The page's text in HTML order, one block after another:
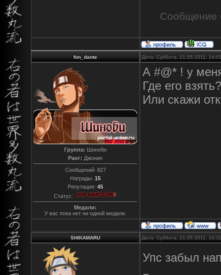
Сообщение
fon_dante Дата: Суббота, 21.05.2011,
Группа: Шиноби
Ранг: Джонин
Сообщений: 827
Награды: 15
Репутация: 45
Статус:
Медали:
У вас пока нет ни одной медали.
А #@* ! у
Где его
Или скажи
SHIKAMARU Дата: Суббота, 21.05.2011,
Упс забыл